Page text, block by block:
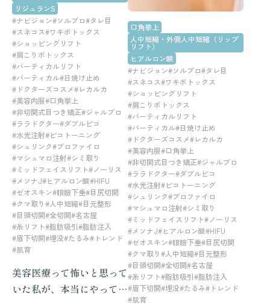
リジュランS
#ナビジョン#ソルプロ#タレ目
#スネコス#ワキボトックス
#ショッピングリフト
#肩こりボトックス
#バーティカルリフト
#バーティカル#日焼け止め
#ドクターズコスメ#レカルカ
#美容内服#口角挙上
#非切開式目つき矯正#ジャルプロ
#ララドクター#ダブルピコ
#水光注射#ピコトーニング
#シュリンク#プロファイロ
#マシュマロ注射#シミ取り
#ミッドフェイスリフト#ノーリス
#メソナJ#ヒアルロン酸#HIFU
#ゼオスキン#眼瞼下垂#目尻切開
#クマ取り #人中短縮#目元整形
#目頭切開#全切開#名古屋
#糸リフト#脂肪吸引#脂肪注入
#眉下切開#埋没#たるみ#トレンド
#肌育
美容医療って怖いと思って
いた私が、本当にやってよ
口角挙上
人中短縮・外側人中短縮（リップ
リフト）
ヒアルロン酸
#ナビジョン#ソルプロ#タレ目
#スネコス#ワキボトックス
#ショッピングリフト
#肩こりボトックス
#バーティカルリフト
#バーティカル#日焼け止め
#ドクターズコスメ#レカルカ
#美容内服#口角挙上
#非切開式目つき矯正#ジャルプロ
#ララドクター#ダブルピコ
#水光注射#ピコトーニング
#シュリンク#プロファイロ
#マシュマロ注射#シミ取り
#ミッドフェイスリフト#ノーリス
#メソナJ#ヒアルロン酸#HIFU
#ゼオスキン#眼瞼下垂#目尻切開
#クマ取り #人中短縮#目元整形
#目頭切開#全切開#名古屋
#糸リフト#脂肪吸引#脂肪注入
#眉下切開#埋没#たるみ#トレンド
#肌育